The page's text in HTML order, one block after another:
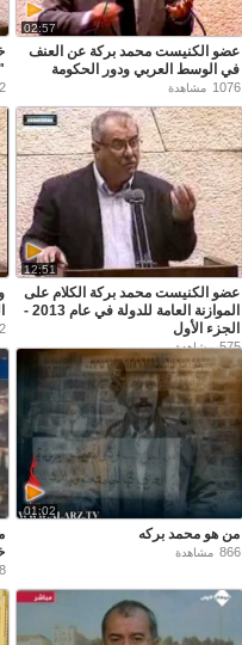
02:57
عضو الكنيست محمد بركة عن العنف
في الوسط العربي ودور الحكومة
1076 مشاهدة
12:51
عضو الكنيست محمد بركة الكلام على
الموازنة العامة للدولة في عام 2013 -
الجزء الأول
575مشاهدة
01:02
من هو محمد بركه
866 مشاهدة